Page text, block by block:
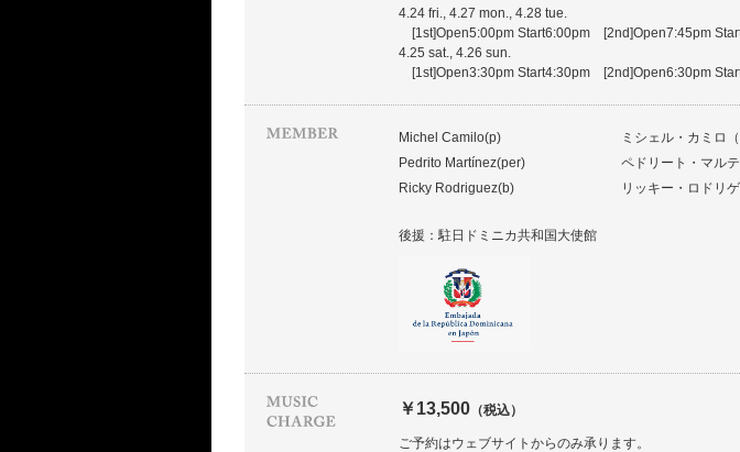
4.24 fri., 4.27 mon., 4.28 tue.
[1st]Open5:00pm Start6:00pm [2nd]Open7:45pm
4.25 sat., 4.26 sun.
[1st]Open3:30pm Start4:30pm [2nd]Open6:30pm
Michel Camilo(p)
ミシェル・カミロ（
Pedrito Martínez(per)
ペドリート・マル
Ricky Rodriguez(b)
リッキー・ロドリ
後援：駐日ドミニカ共和国大使館
￥13,500 （税込）
ご予約はウェブサイトからのみ承ります。